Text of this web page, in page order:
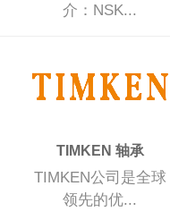
介：NSK...
TIMKEN 轴承
TIMKEN公司是全球
领先的优...